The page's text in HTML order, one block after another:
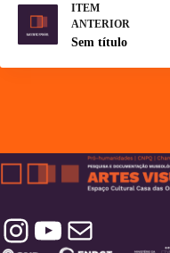
ITEM
ANTERIOR
Sem título
Instagram YouTube Contatos